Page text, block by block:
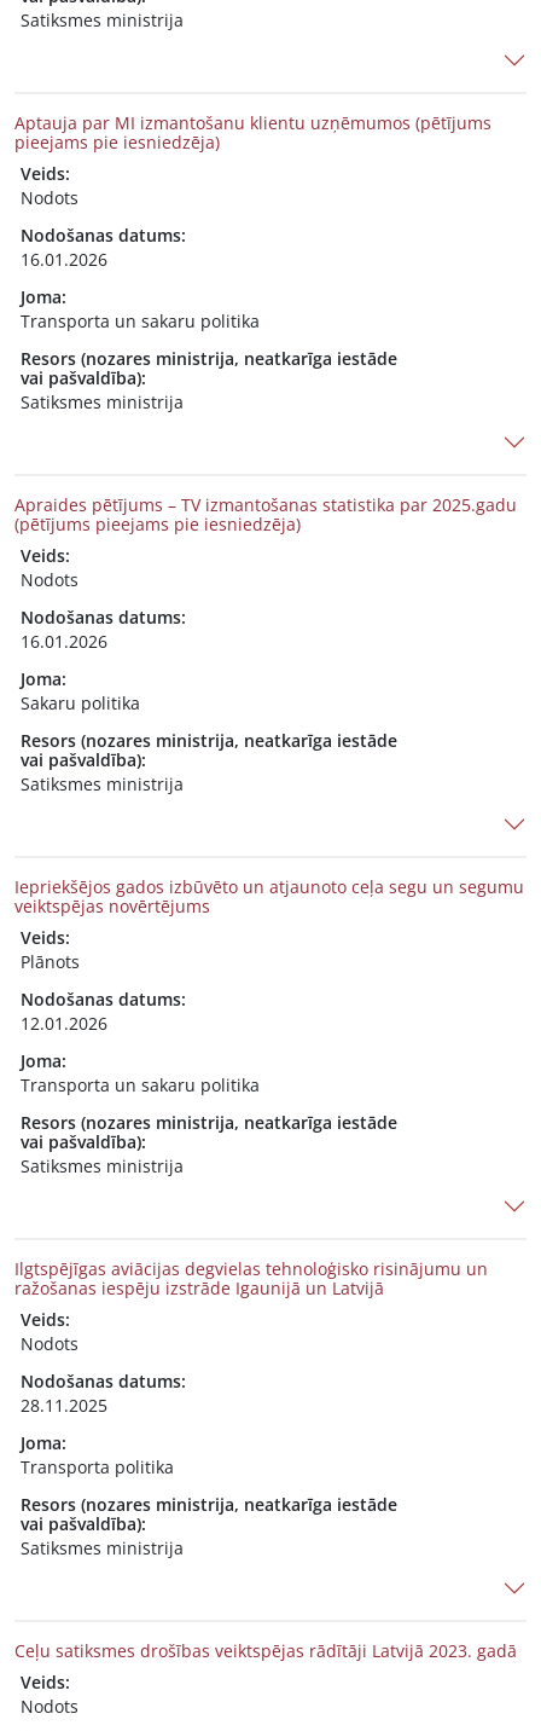
Satiksmes ministrija
Aptauja par MI izmantošanu klientu uzņēmumos (pētījums
pieejams pie iesniedzēja)
Veids:
Nodots
Nodošanas datums:
16.01.2026
Joma:
Transporta un sakaru politika
Resors (nozares ministrija, neatkarīga iestāde
vai pašvaldība):
Satiksmes ministrija
Apraides pētījums – TV izmantošanas statistika par 2025.gadu
(pētījums pieejams pie iesniedzēja)
Veids:
Nodots
Nodošanas datums:
16.01.2026
Joma:
Sakaru politika
Resors (nozares ministrija, neatkarīga iestāde
vai pašvaldība):
Satiksmes ministrija
Iepriekšējos gados izbūvēto un atjaunoto ceļa segu un segumu
veiktspējas novērtējums
Veids:
Plānots
Nodošanas datums:
12.01.2026
Joma:
Transporta un sakaru politika
Resors (nozares ministrija, neatkarīga iestāde
vai pašvaldība):
Satiksmes ministrija
Ilgtspējīgas aviācijas degvielas tehnoloģisko risinājumu un
ražošanas iespēju izstrāde Igaunijā un Latvijā
Veids:
Nodots
Nodošanas datums:
28.11.2025
Joma:
Transporta politika
Resors (nozares ministrija, neatkarīga iestāde
vai pašvaldība):
Satiksmes ministrija
Ceļu satiksmes drošības veiktspējas rādītāji Latvijā 2023. gadā
Veids:
Nodots